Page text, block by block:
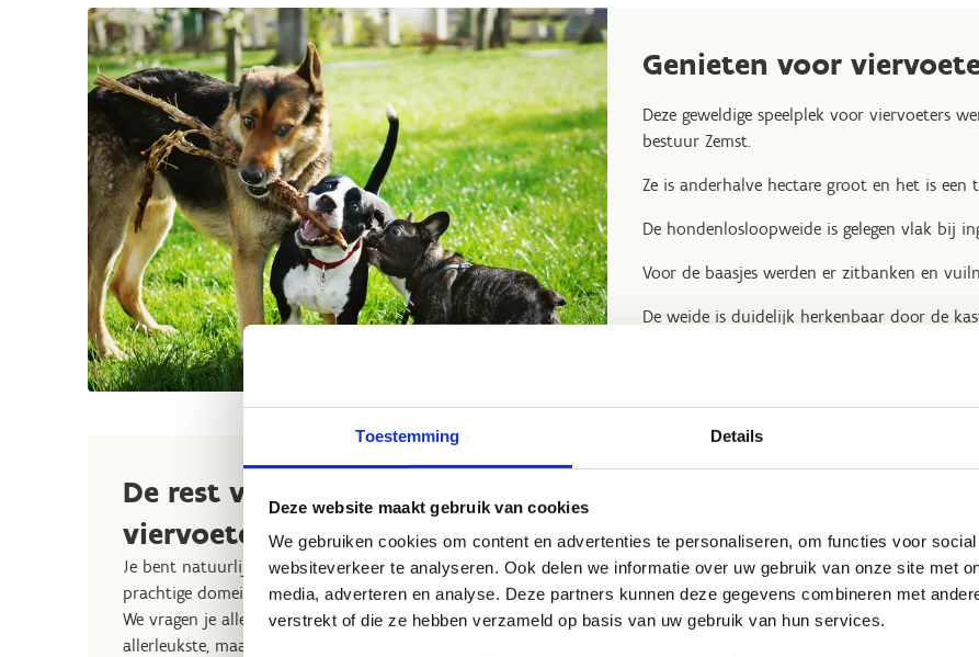
Toestemming Details
Deze website maakt gebruik van cookies
We gebruiken cookies om content en advertenties te personaliseren, om functies voor
websiteverkeer te analyseren. Ook delen we informatie over uw gebruik van onze site met
media, adverteren en analyse. Deze partners kunnen deze gegevens combineren met
verstrekt of die ze hebben verzameld op basis van uw gebruik van hun services.
Genieten voor
Deze geweldige speelplek voor viervoeters
bestuur Zemst.
Ze is anderhalve hectare groot en het is
De hondenlosloopweide is gelegen vlak bij
Voor de baasjes werden er zitbanken en
De weide is duidelijk herkenbaar door de
De rest van het centrum ontdekken met je
viervoeter?
Je bent natuurlijk van harte welkom om samen met je trouwe viervoeter de rest van ons
prachtige domein te verkennen.
We vragen je alleen vriendelijk om je hond aan de leiband te houden. Dat is misschien niet het
allerleukste, maar het is wel essentieel om de serene rust van de natuur te bewaren en om